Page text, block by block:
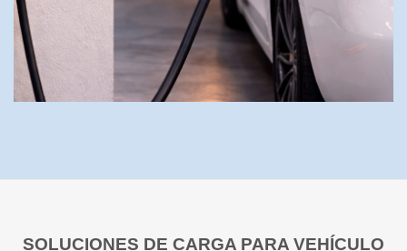
SOLUCIONES DE CARGA PARA VEHÍCULO